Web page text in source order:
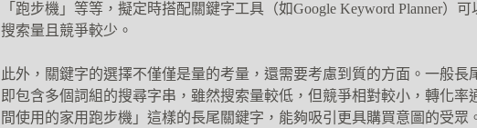
「跑步機」等等，擬定時搭配關鍵字工具（如Google Keyword Planner）
搜索量且競爭較少。
此外，關鍵字的選擇不僅僅是量的考量，還需要考慮到質的方面。一般長
即包含多個詞組的搜尋字串，雖然搜索量較低，但競爭相對較小，轉化率
間使用的家用跑步機」這樣的長尾關鍵字，能夠吸引更具購買意圖的受眾